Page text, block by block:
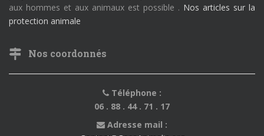
aux hommes et aux animaux est possible . Nos articles sur la
protection animale
Nos coordonnés
Téléphone :
06 . 88 . 44 . 71 . 17
Adresse mail :